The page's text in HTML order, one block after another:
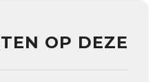
OP DEZE